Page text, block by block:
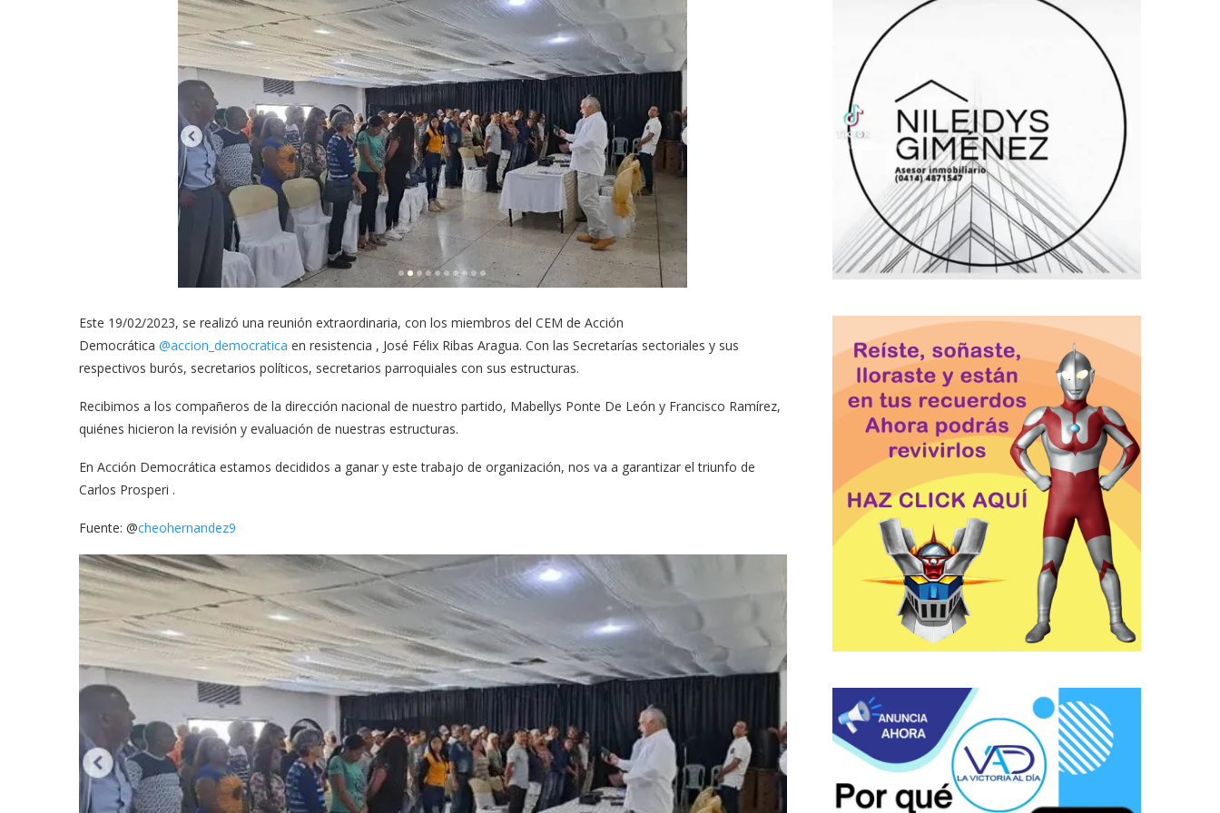
Este 19/02/2023, se realizó una reunión extraordinaria, con los miembros del CEM de Acción
Democrática @accion_democratica en resistencia , José Félix Ribas Aragua. Con las Secretarías sectoriales y sus
respectivos burós, secretarios políticos, secretarios parroquiales con sus estructuras.
Recibimos a los compañeros de la dirección nacional de nuestro partido, Mabellys Ponte De León y Francisco Ramírez,
quiénes hicieron la revisión y evaluación de nuestras estructuras.
En Acción Democrática estamos decididos a ganar y este trabajo de organización, nos va a garantizar el triunfo de
Carlos Prosperi .
Fuente: @cheohernandez9